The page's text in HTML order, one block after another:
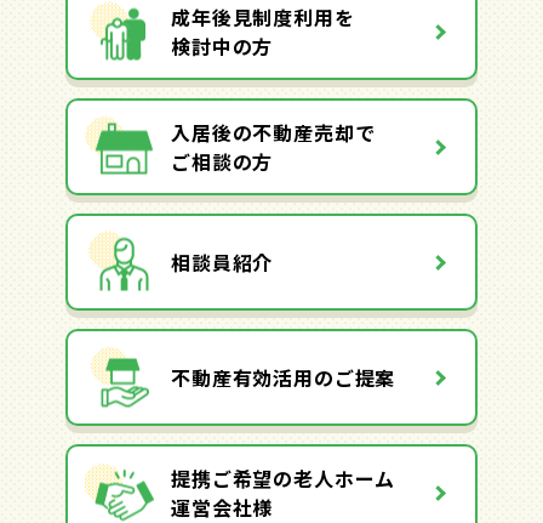
成年後見制度利用を
検討中の方
入居後の不動産売却で
ご相談の方
相談員紹介
不動産有効活用のご提案
提携ご希望の老人ホーム
運営会社様